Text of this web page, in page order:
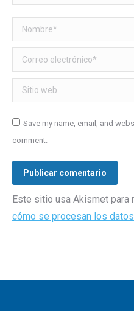
Nombre *
Correo electrónico *
Sitio web
Save my name, email, and
comment.
Publicar comentario
Este sitio usa Akismet para
cómo se procesan los